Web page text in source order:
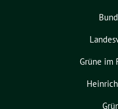
Grüne im